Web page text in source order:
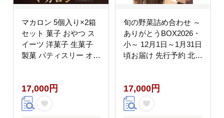
マカロン 5個入り×2箱
セット 菓子 おやつ ス
イーツ 洋菓子 生菓子
製菓 パティスリー オリ
気 土産 お取り寄せ 送
料無料 ザ・ウィンザー
ホテル洞爺 洞爺湖
17,000円
旬の野菜詰め合わせ ～
ありがとうBOX2026・
小～ 12月1日～1月31日
頃お届け 先行予約 北海
常備菜 加工品 自然栽培
佐々木ファーム 産地直
送 洞爺湖町
17,000円